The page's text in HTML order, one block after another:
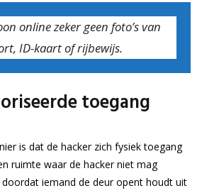
online zeker geen foto’s van
ID-kaart of rijbewijs.
toegang
is dat de hacker zich fysiek toegang
ruimte waar de hacker niet mag
iemand de deur opent houdt uit